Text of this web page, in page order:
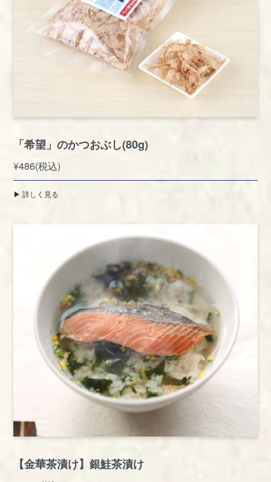
「希望」のかつおぶし(80g)
¥486(税込)
▶︎ 詳しく見る
【金華茶漬け】銀鮭茶漬け